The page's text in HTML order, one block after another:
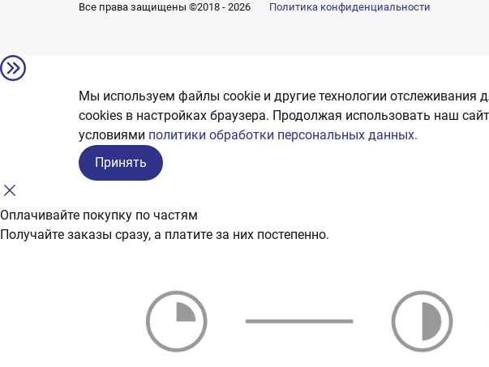
Все права защищены ©2018 - 2026 Политика конфиденциальности
Мы используем файлы cookie и другие технологии отслеживания
сookies в настройках браузера. Продолжая использовать наш
условиями политики обработки персональных данных.
Принять
Оплачивайте покупку по частям
Получайте заказы сразу, а платите за них постепенно.